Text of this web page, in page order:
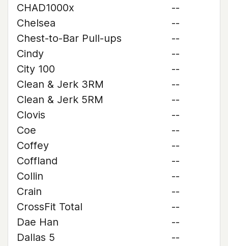
CHAD1000x
--
Chelsea
--
Chest-to-Bar Pull-ups
--
Cindy
--
City 100
--
Clean & Jerk 3RM
--
Clean & Jerk 5RM
--
Clovis
--
Coe
--
Coffey
--
Coffland
--
Collin
--
Crain
--
CrossFit Total
--
Dae Han
--
Dallas 5
--